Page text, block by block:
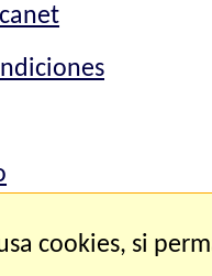
cookies, si